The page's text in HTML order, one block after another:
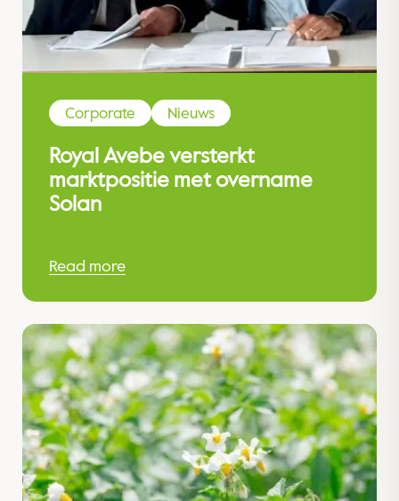
Corporate Nieuws
Royal Avebe versterkt
marktpositie met overname
Solan
Read more